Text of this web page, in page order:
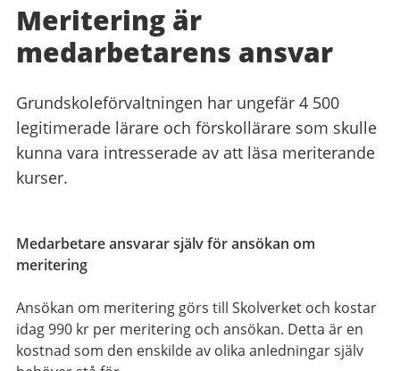
Meritering är
medarbetarens ansvar
Grundskoleförvaltningen har ungefär 4 500
legitimerade lärare och förskollärare som skulle
kunna vara intresserade av att läsa meriterande
kurser.
Medarbetare ansvarar själv för ansökan om
meritering
Ansökan om meritering görs till Skolverket och kostar
idag 990 kr per meritering och ansökan. Detta är en
kostnad som den enskilde av olika anledningar själv